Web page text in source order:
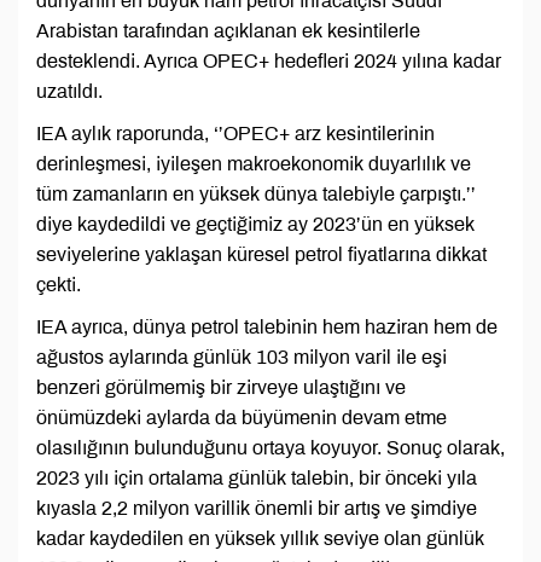
Arabistan tarafından açıklanan ek kesintilerle
desteklendi. Ayrıca OPEC+ hedefleri 2024 yılına kadar
uzatıldı.
IEA aylık raporunda, ‘’OPEC+ arz kesintilerinin
derinleşmesi, iyileşen makroekonomik duyarlılık ve
tüm zamanların en yüksek dünya talebiyle çarpıştı.’’
diye kaydedildi ve geçtiğimiz ay 2023’ün en yüksek
seviyelerine yaklaşan küresel petrol fiyatlarına dikkat
çekti.
IEA ayrıca, dünya petrol talebinin hem haziran hem de
ağustos aylarında günlük 103 milyon varil ile eşi
benzeri görülmemiş bir zirveye ulaştığını ve
önümüzdeki aylarda da büyümenin devam etme
olasılığının bulunduğunu ortaya koyuyor. Sonuç olarak,
2023 yılı için ortalama günlük talebin, bir önceki yıla
kıyasla 2,2 milyon varillik önemli bir artış ve şimdiye
kadar kaydedilen en yüksek yıllık seviye olan günlük